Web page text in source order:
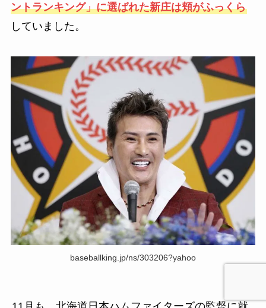
ントランキング」に選ばれた新庄は頬がふっくら
していました。
baseballking.jp/ns/303206?yahoo